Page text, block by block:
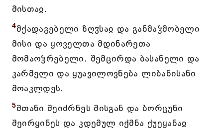
მისთაჲ.
4მქადაგებელი ზღჳსაჲ და განმაჴმობელი
მისი და ყოველთა მდინარეთა
მომაოჴრებელი. შემცირდა ბასანელი და
კარმელი და ყუავილოვნება ლიბანისანი
მოაკლდეს.
5მთანი შეიძრნეს მისგან და ბორცუნი
შეირყინეს და კდემულ იქმნა ქუეყანაჲ